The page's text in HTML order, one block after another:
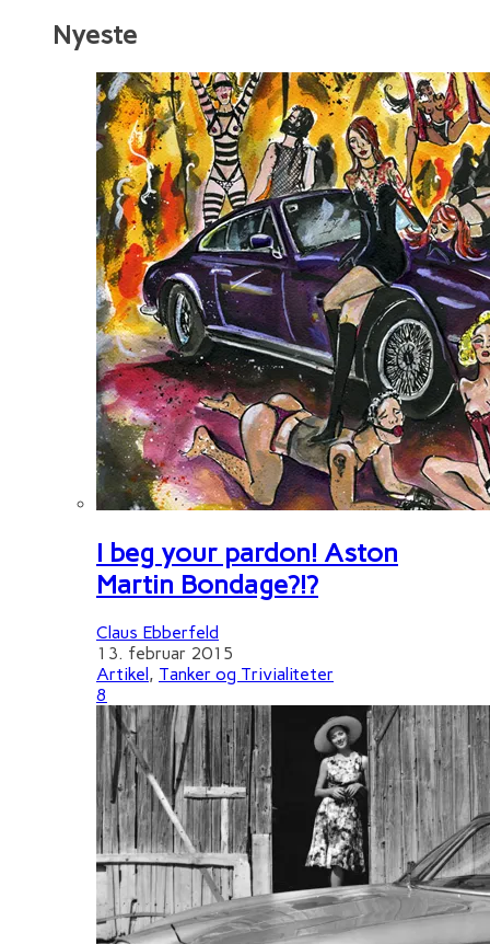
Nyeste
I beg your pardon! Aston
Martin Bondage?!?
Claus Ebberfeld
13. februar 2015
Artikel, Tanker og Trivialiteter
8